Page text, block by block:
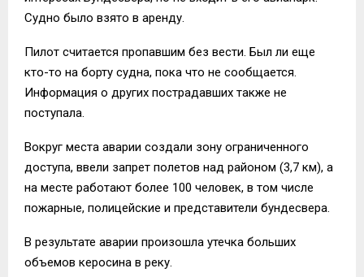
Судно было взято в аренду.
Пилот считается пропавшим без вести. Был ли еще
кто-то на борту судна, пока что не сообщается.
Информация о других пострадавших также не
поступала.
Вокруг места аварии создали зону ограниченного
доступа, ввели запрет полетов над районом (3,7 км), а
на месте работают более 100 человек, в том числе
пожарные, полицейские и представители бундесвера.
В результате аварии произошла утечка больших
объемов керосина в реку.